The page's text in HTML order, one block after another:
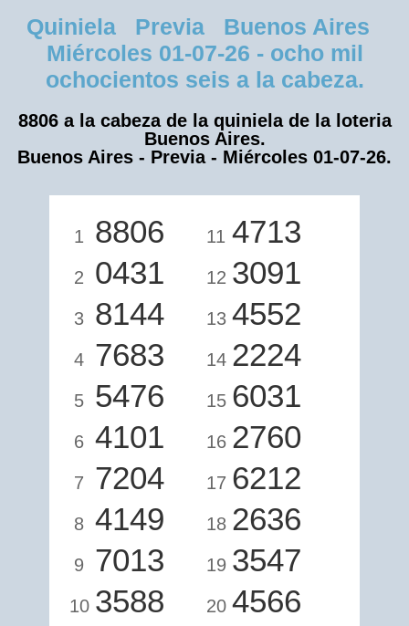
Quiniela Previa Buenos Aires
Miércoles 01-07-26 - ocho mil
ochocientos seis a la cabeza.
8806 a la cabeza de la quiniela de la loteria
Buenos Aires.
Buenos Aires - Previa - Miércoles 01-07-26.
1 8806
2 0431
3 8144
4 7683
5 5476
6 4101
7 7204
8 4149
9 7013
10 3588
11 4713
12 3091
13 4552
14 2224
15 6031
16 2760
17 6212
18 2636
19 3547
20 4566